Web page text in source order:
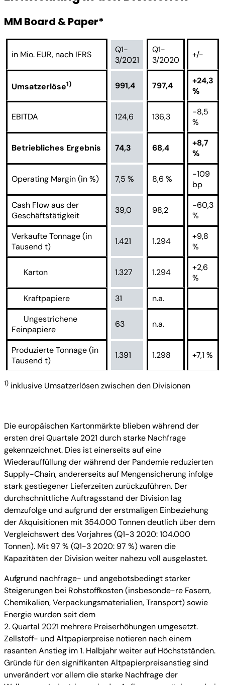
MM Board & Paper*
in Mio. EUR, nach IFRS
Q1-
3/2021
Q1-
3/2020
+/-
Umsatzerlöse1) 991,4 797,4
+24,3
%
EBITDA 124,6 136,3
-8,5
%
Betriebliches Ergebnis 74,3 68,4
+8,7
%
Operating Margin (in %) 7,5 % 8,6 %
-109
bp
Cash Flow aus der
Geschäftstätigkeit
39,0 98,2
-60,3
%
Verkaufte Tonnage (in
Tausend t)
1.421 1.294
+9,8
%
Karton 1.327 1.294
+2,6
%
Kraftpapiere
31
n.a.
Ungestrichene
Feinpapiere
63 n.a.
Produzierte Tonnage (in
Tausend t)
1.391 1.298 +7,1 %
1) inklusive Umsatzerlösen zwischen den Divisionen
Die europäischen Kartonmärkte blieben während der
ersten drei Quartale 2021 durch starke Nachfrage
gekennzeichnet. Dies ist einerseits auf eine
Wiederauffüllung der während der Pandemie reduzierten
Supply-Chain, andererseits auf Mengensicherung infolge
stark gestiegener Lieferzeiten zurückzuführen. Der
durchschnittliche Auftragsstand der Division lag
demzufolge und aufgrund der erstmaligen Einbeziehung
der Akquisitionen mit 354.000 Tonnen deutlich über dem
Vergleichswert des Vorjahres (Q1-3 2020: 104.000
Tonnen). Mit 97 % (Q1-3 2020: 97 %) waren die
Kapazitäten der Division weiter nahezu voll ausgelastet.
Aufgrund nachfrage- und angebotsbedingt starker
Steigerungen bei Rohstoffkosten (insbesonde-re Fasern,
Chemikalien, Verpackungsmaterialien, Transport) sowie
Energie wurden seit dem
2. Quartal 2021 mehrere Preiserhöhungen umgesetzt.
Zellstoff- und Altpapierpreise notieren nach einem
rasanten Anstieg im 1. Halbjahr weiter auf Höchstständen.
Gründe für den signifikanten Altpapierpreisanstieg sind
unverändert vor allem die starke Nachfrage der